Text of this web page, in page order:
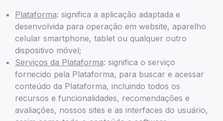
Plataforma: significa a aplicação adaptada e
desenvolvida para operação em website, aparelho
celular smartphone, tablet ou qualquer outro
dispositivo móvel;
Serviços da Plataforma: significa o serviço
fornecido pela Plataforma, para buscar e acessar
conteúdo da Plataforma, incluindo todos os
recursos e funcionalidades, recomendações e
avaliações, nossos sites e as interfaces do usuário,